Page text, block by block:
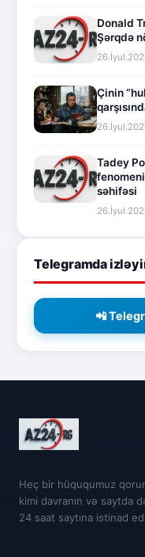
Donald
Şərqdə
Çinin
Tadey
səhifəsi
Telegramda
📲
Heç bir hüququmuz
kimi davranın və saytda
24 saat saytına istinad